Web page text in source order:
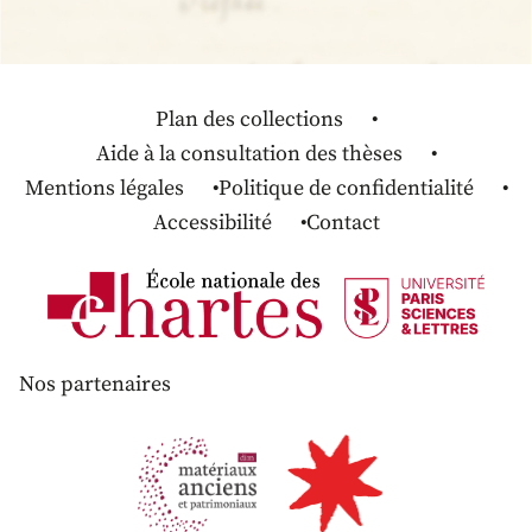
Plan des collections
Aide à la consultation des thèses
Mentions légales
Politique de confidentialité
Accessibilité
Contact
Nos partenaires